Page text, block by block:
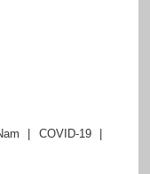
| COVID-19 |